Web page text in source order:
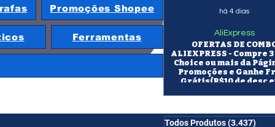
Promoções Shopee
Ferramentas
OFERTAS DE
ALIEXPRESS - Compre
Choice ou mais da
Promoções e Ganhe
Grátis(R$10 de desc
AliExpress
há 4 dias
Todos Produtos(3.437)